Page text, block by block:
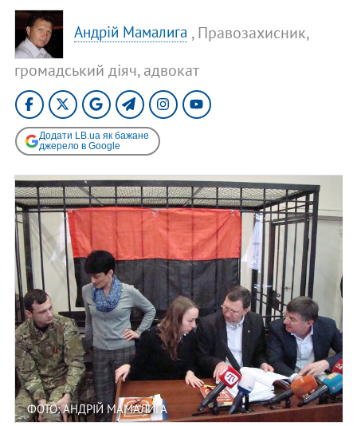
Андрій Мамалига , Правозахисник,
громадський діяч, адвокат
Додати LB.ua як бажане
джерело в Google
ФОТО: АНДРІЙ МАМАЛИГА